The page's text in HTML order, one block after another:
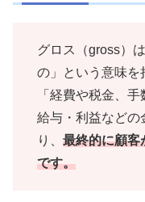
グロス（gross）
の」という意味を
「経費や税金、
給与・利益などの
り、 最終的に顧客
です。